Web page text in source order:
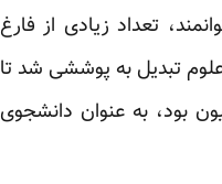
تعداد زیادی از فارغ
تبدیل به پوششی شد تا
بود، به عنوان دانشجوی